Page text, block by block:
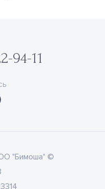
94-11
"Бимоша" ©